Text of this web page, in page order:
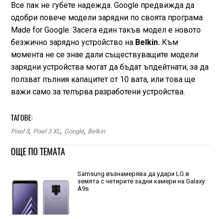
Все пак не губете надежда. Google предвижда да
одобри повече модели зарядни по своята програма
Made for Google. Засега един такъв модел е новото
безжично зарядно устройство на Belkin.Към
момента не се знае дали съществуващите модели
зарядни устройства могат да бъдат ъпдейтнати, за да
ползват пълния капацитет от 10 вата, или това ще
важи само за тепърва разработени устройства.
ТАГОВЕ:
Pixel 3, Pixel 3 XL, Google, Belkin
ОЩЕ ПО ТЕМАТА
Samsung възнамерява да удари LG в
земята с четирите задни камери на Galaxy
A9s